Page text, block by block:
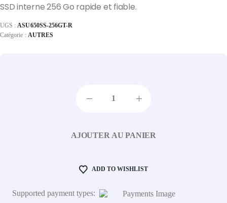
SSD interne 256 Go rapide et fiable.
UGS : ASU650SS-256GT-R
Catégorie : AUTRES
AJOUTER AU PANIER
ADD TO WISHLIST
Supported payment types: